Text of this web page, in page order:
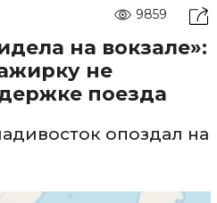
9859
на вокзале»:
не
поезда
опоздал на